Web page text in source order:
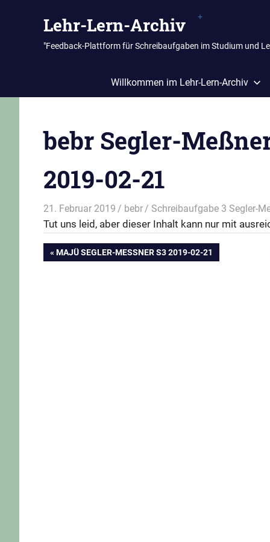
Lehr-Lern-Archiv
"Feedback-Plattform für Schreibaufgaben im Studium und
Willkommen im Lehr-Lern-Archiv
bebr Segler-
2019-02-21
21. Februar 2019 bebr Schreibaufgabe 3 Segler-
Tut uns leid, aber dieser Inhalt kann nur mit
Beitragsnavigation
VORHERIGER
MAJÜ SEGLER-MESSNER S3 2019-02-21